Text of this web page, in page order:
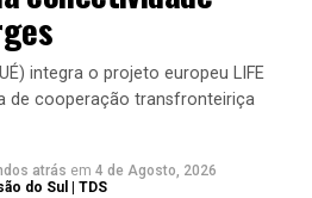
integra o projeto europeu LIFE
de cooperação transfronteiriça
atrás em 4 de Agosto, 2026
do Sul | TDS